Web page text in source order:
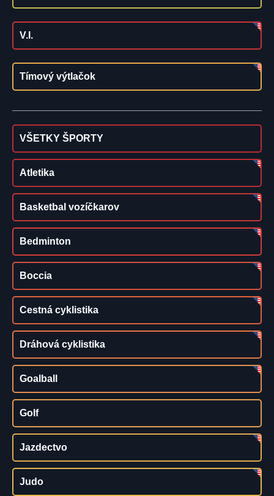
V.I.
Tímový výtlačok
VŠETKY ŠPORTY
Atletika
Basketbal vozíčkarov
Bedminton
Boccia
Cestná cyklistika
Dráhová cyklistika
Goalball
Golf
Jazdectvo
Judo